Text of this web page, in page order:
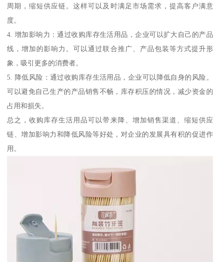
周期，缩短供应链。这样可以及时满足市场需求，提高客户满意
度。
4. 增加影响力：通过收购库存生活用品，企业可以扩大自己的产品
线，增加的影响力。可以通过联合推广、产品包装等方式提升形
象，吸引更多的消费者。
5. 降低风险：通过收购库存生活用品，企业可以降低自身的风险。
可以避免自己生产的产品销售不畅，库存积压的情况，减少资金的
占用和损失。
总之，收购库存生活用品可以带来降、增加销售渠道、缩短供应
链、增加影响力和降低风险等好处，对企业的发展具有积的促进作
用。